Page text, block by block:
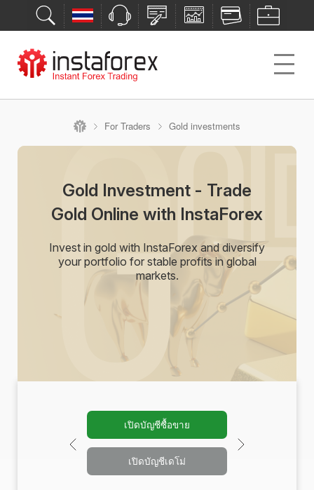
For Traders Gold investments
Gold Investment - Trade
Gold Online with InstaForex
Invest in gold with InstaForex and diversify
your portfolio for stable profits in global
markets.
เปิดบัญชีซื้อขาย
เปิดบัญชีเดโม่